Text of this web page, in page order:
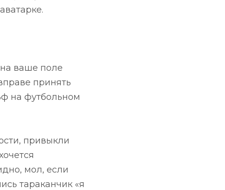
ваше поле
принять
на футбольном
привыкли
мол, если
тараканчик «я